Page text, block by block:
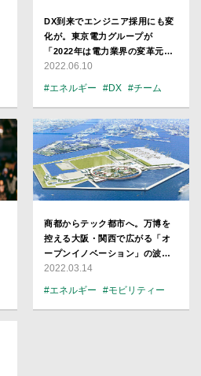
DX到来でエンジニア採用にも変
化が。東京電力グループが
「2022年は電力業界の変革元
年」と語る理由
2022.06.10
#エネルギー
#DX
#チーム
商都からテック都市へ。万博を
控える大阪・関西で広がる「オ
ープンイノベーション」の波と
は【Hack Osaka 2022レポー
2022.03.14
#エネルギー
#モビリティー